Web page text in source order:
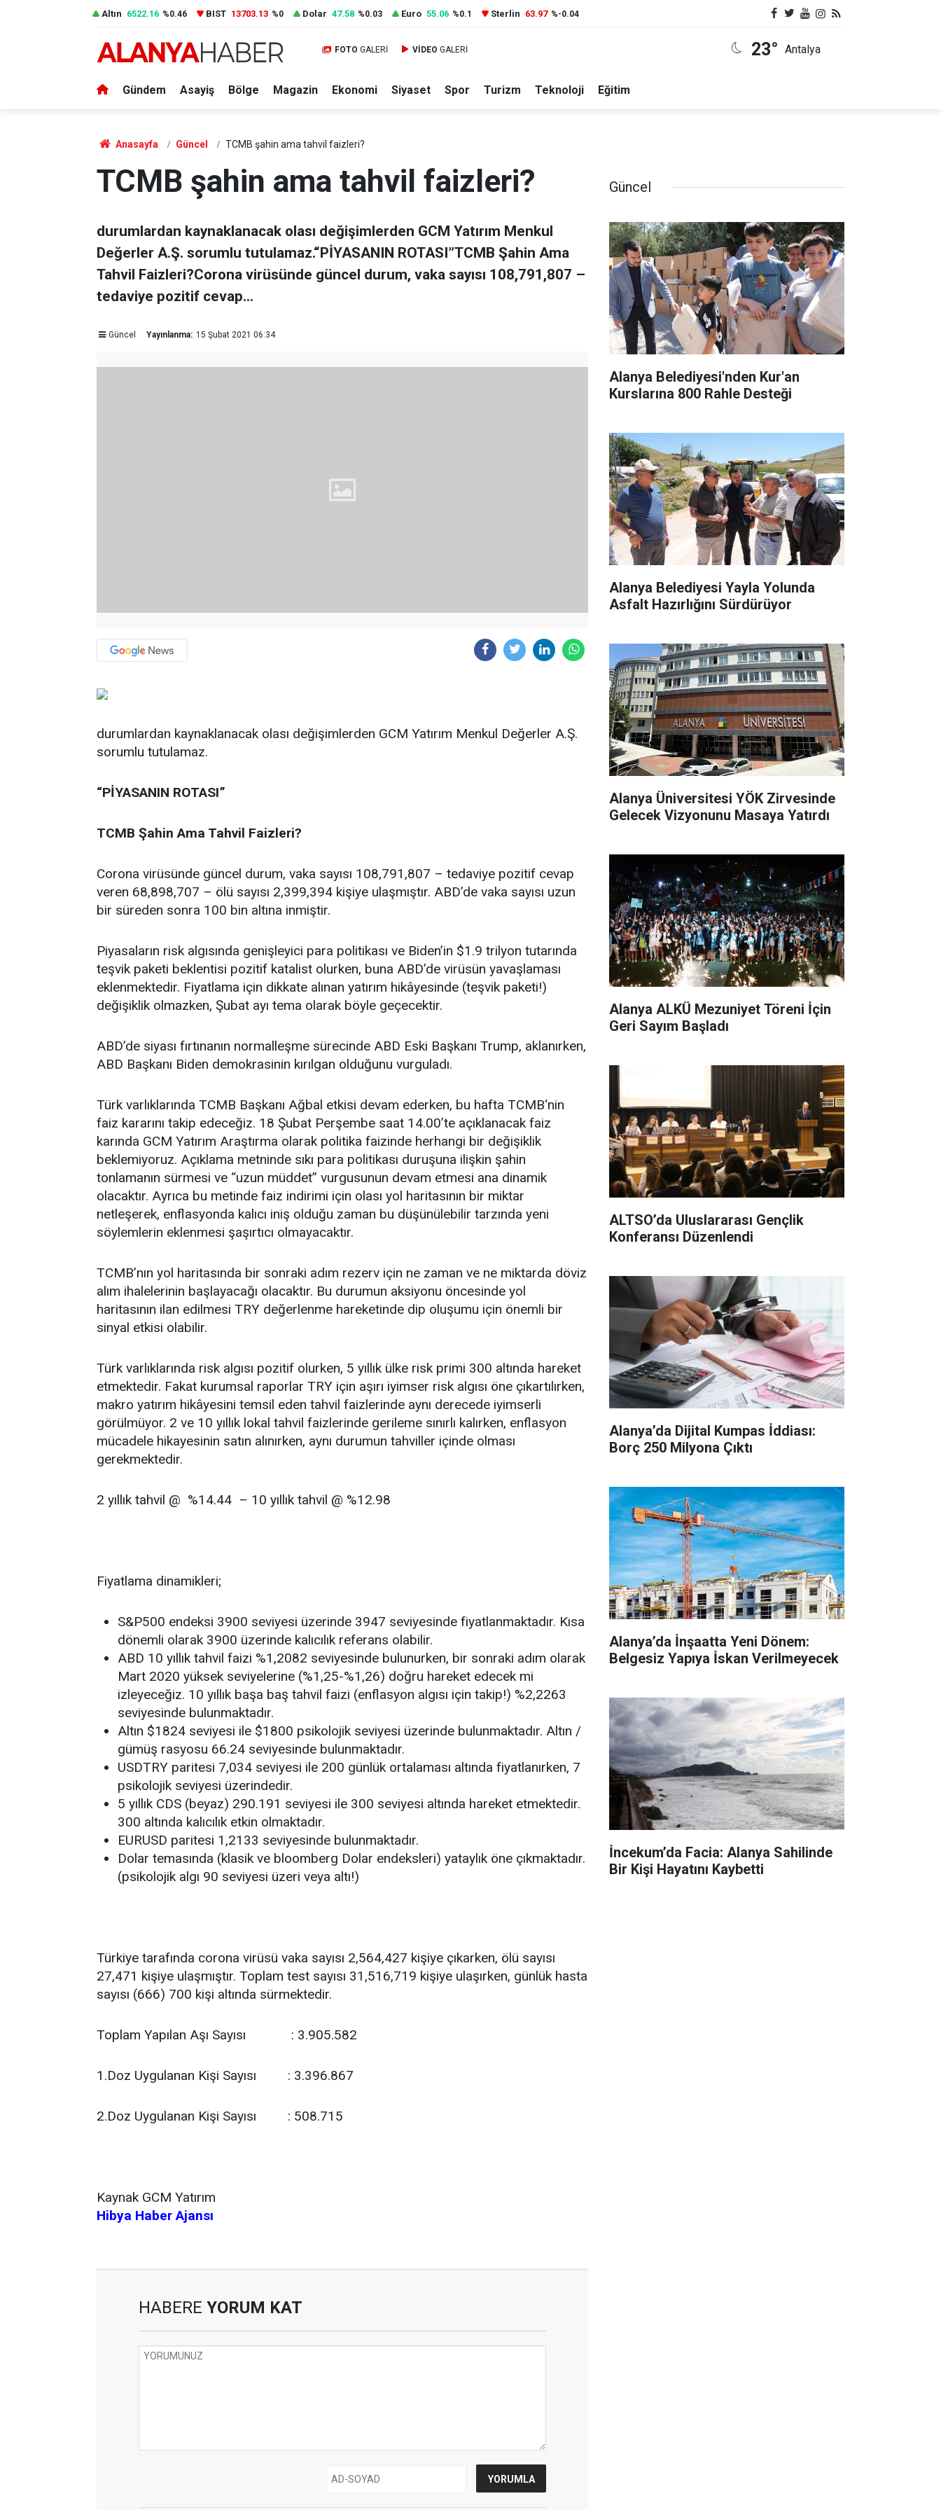
Altın 6522.16 %0.46 BIST 13703.13 %0 Dolar 47.58 %0.03 Euro 55.06 %0.1 Sterlin 63.97 %-0.04
FOTO GALERİ VİDEO GALERİ 23° Antalya
Gündem Asayiş Bölge Magazin Ekonomi Siyaset Spor Turizm Teknoloji Eğitim
Anasayfa Güncel TCMB şahin ama tahvil faizleri?
TCMB şahin ama tahvil faizleri?
durumlardan kaynaklanacak olası değişimlerden GCM Yatırım Menkul
Değerler A.Ş. sorumlu tutulamaz.“PİYASANIN ROTASI”TCMB Şahin Ama
Tahvil Faizleri?Corona virüsünde güncel durum, vaka sayısı 108,791,807 –
tedaviye pozitif cevap...
Güncel Yayınlanma: 15 Şubat 2021 06:34
durumlardan kaynaklanacak olası değişimlerden GCM Yatırım Menkul Değerler A.Ş.
sorumlu tutulamaz.
“PİYASANIN ROTASI”
TCMB Şahin Ama Tahvil Faizleri?
Corona virüsünde güncel durum, vaka sayısı 108,791,807 – tedaviye pozitif cevap
veren 68,898,707 – ölü sayısı 2,399,394 kişiye ulaşmıştır. ABD’de vaka sayısı uzun
bir süreden sonra 100 bin altına inmiştir.
Piyasaların risk algısında genişleyici para politikası ve Biden’in $1.9 trilyon tutarında
teşvik paketi beklentisi pozitif katalist olurken, buna ABD’de virüsün yavaşlaması
eklenmektedir. Fiyatlama için dikkate alınan yatırım hikâyesinde (teşvik paketi!)
değişiklik olmazken, Şubat ayı tema olarak böyle geçecektir.
ABD’de siyası fırtınanın normalleşme sürecinde ABD Eski Başkanı Trump, aklanırken,
ABD Başkanı Biden demokrasinin kırılgan olduğunu vurguladı.
Türk varlıklarında TCMB Başkanı Ağbal etkisi devam ederken, bu hafta TCMB‘nin
faiz kararını takip edeceğiz. 18 Şubat Perşembe saat 14.00’te açıklanacak faiz
karında GCM Yatırım Araştırma olarak politika faizinde herhangi bir değişiklik
beklemiyoruz. Açıklama metninde sıkı para politikası duruşuna ilişkin şahin
tonlamanın sürmesi ve “uzun müddet” vurgusunun devam etmesi ana dinamik
olacaktır. Ayrıca bu metinde faiz indirimi için olası yol haritasının bir miktar
netleşerek, enflasyonda kalıcı iniş olduğu zaman bu düşünülebilir tarzında yeni
söylemlerin eklenmesi şaşırtıcı olmayacaktır.
TCMB’nın yol haritasında bir sonraki adım rezerv için ne zaman ve ne miktarda döviz
alım ihalelerinin başlayacağı olacaktır. Bu durumun aksiyonu öncesinde yol
haritasının ilan edilmesi TRY değerlenme hareketinde dip oluşumu için önemli bir
sinyal etkisi olabilir.
Türk varlıklarında risk algısı pozitif olurken, 5 yıllık ülke risk primi 300 altında hareket
etmektedir. Fakat kurumsal raporlar TRY için aşırı iyimser risk algısı öne çıkartılırken,
makro yatırım hikâyesini temsil eden tahvil faizlerinde aynı derecede iyimserli
görülmüyor. 2 ve 10 yıllık lokal tahvil faizlerinde gerileme sınırlı kalırken, enflasyon
mücadele hikayesinin satın alınırken, aynı durumun tahviller içinde olması
gerekmektedir.
2 yıllık tahvil @ %14.44 – 10 yıllık tahvil @ %12.98
Fiyatlama dinamikleri;
S&P500 endeksi 3900 seviyesi üzerinde 3947 seviyesinde fiyatlanmaktadır. Kısa
dönemli olarak 3900 üzerinde kalıcılık referans olabilir.
ABD 10 yıllık tahvil faizi %1,2082 seviyesinde bulunurken, bir sonraki adım olarak
Mart 2020 yüksek seviyelerine (%1,25-%1,26) doğru hareket edecek mi
izleyeceğiz. 10 yıllık başa baş tahvil faizi (enflasyon algısı için takip!) %2,2263
seviyesinde bulunmaktadır.
Altın $1824 seviyesi ile $1800 psikolojik seviyesi üzerinde bulunmaktadır. Altın /
gümüş rasyosu 66.24 seviyesinde bulunmaktadır.
USDTRY paritesi 7,034 seviyesi ile 200 günlük ortalaması altında fiyatlanırken, 7
psikolojik seviyesi üzerindedir.
5 yıllık CDS (beyaz) 290.191 seviyesi ile 300 seviyesi altında hareket etmektedir.
300 altında kalıcılık etkin olmaktadır.
EURUSD paritesi 1,2133 seviyesinde bulunmaktadır.
Dolar temasında (klasik ve bloomberg Dolar endeksleri) yataylık öne çıkmaktadır.
(psikolojik algı 90 seviyesi üzeri veya altı!)
Türkiye tarafında corona virüsü vaka sayısı 2,564,427 kişiye çıkarken, ölü sayısı
27,471 kişiye ulaşmıştır. Toplam test sayısı 31,516,719 kişiye ulaşırken, günlük hasta
sayısı (666) 700 kişi altında sürmektedir.
Toplam Yapılan Aşı Sayısı : 3.905.582
1.Doz Uygulanan Kişi Sayısı : 3.396.867
2.Doz Uygulanan Kişi Sayısı : 508.715
Kaynak GCM Yatırım
Hibya Haber Ajansı
HABERE YORUM KAT
Güncel
Alanya Belediyesi'nden Kur'an
Kurslarına 800 Rahle Desteği
Alanya Belediyesi Yayla Yolunda
Asfalt Hazırlığını Sürdürüyor
Alanya Üniversitesi YÖK Zirvesinde
Gelecek Vizyonunu Masaya Yatırdı
Alanya ALKÜ Mezuniyet Töreni İçin
Geri Sayım Başladı
ALTSO’da Uluslararası Gençlik
Konferansı Düzenlendi
Alanya’da Dijital Kumpas İddiası:
Borç 250 Milyona Çıktı
Alanya’da İnşaatta Yeni Dönem:
Belgesiz Yapıya İskan Verilmeyecek
İncekum’da Facia: Alanya Sahilinde
Bir Kişi Hayatını Kaybetti